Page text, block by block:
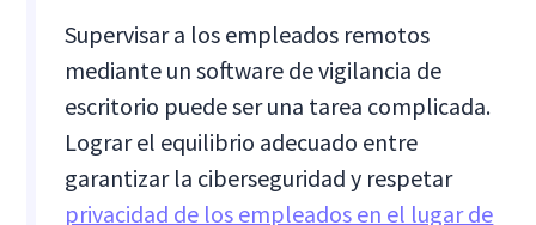
Supervisar a los empleados remotos
mediante un software de vigilancia de
escritorio puede ser una tarea complicada.
Lograr el equilibrio adecuado entre
garantizar la ciberseguridad y respetar
privacidad de los empleados en el lugar de